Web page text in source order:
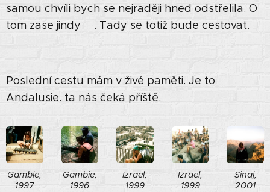
samou chvíli bych se nejraději hned odstřelila. O
tom zase jindy😊. Tady se totiž bude cestovat.
Poslední cestu mám v živé paměti. Je to
Andalusie. ta nás čeká příště.
Gambie,
1997
Gambie,
1996
Izrael,
1999
Izrael,
1999
Sinaj,
2001